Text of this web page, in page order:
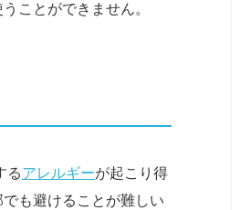
ことができません。
るアレルギーが起こり得
も避けることが難しい